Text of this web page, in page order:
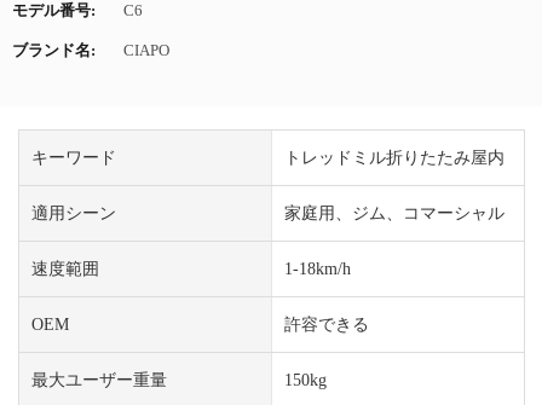
モデル番号:
C6
ブランド名: CIAPO
キーワード トレッドミル折りたたみ屋内
適用シーン 家庭用、ジム、コマーシャル
速度範囲 1-18km/h
OEM 許容できる
最大ユーザー重量 150kg